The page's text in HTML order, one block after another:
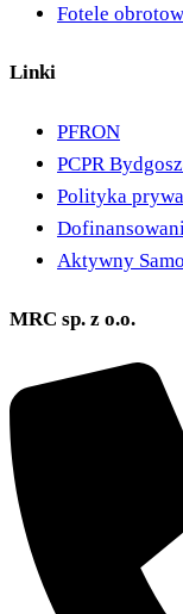
Fotele
Linki
PFRON
PCPR
Polityka
Aktywny
MRC sp. z o.o.